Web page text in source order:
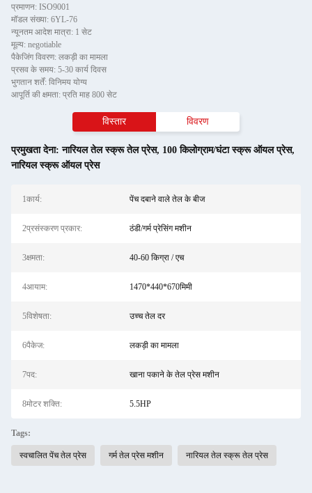
प्रमाणन: ISO9001
मॉडल संख्या: 6YL-76
न्यूनतम आदेश मात्रा: 1 सेट
मूल्य: negotiable
पैकेजिंग विवरण: लकड़ी का मामला
प्रसव के समय: 5-30 कार्य दिवस
भुगतान शर्तें: विनिमय योग्य
आपूर्ति की क्षमता: प्रति माह 800 सेट
विस्तार विवरण
प्रमुखता देना:नारियल तेल स्क्रू तेल प्रेस, 100 किलोग्राम/घंटा स्क्रू ऑयल प्रेस,
नारियल स्क्रू ऑयल प्रेस
1कार्य: पेंच दबाने वाले तेल के बीज
2प्रसंस्करण प्रकार: ठंडी/गर्म प्रेसिंग मशीन
3क्षमता: 40-60 किग्रा / एच
4आयाम: 1470*440*670मिमी
5विशेषता: उच्च तेल दर
6पैकेज: लकड़ी का मामला
7पद: खाना पकाने के तेल प्रेस मशीन
8मोटर शक्ति: 5.5HP
Tags:
स्वचालित पेंच तेल प्रेस गर्म तेल प्रेस मशीन नारियल तेल स्क्रू तेल प्रेस